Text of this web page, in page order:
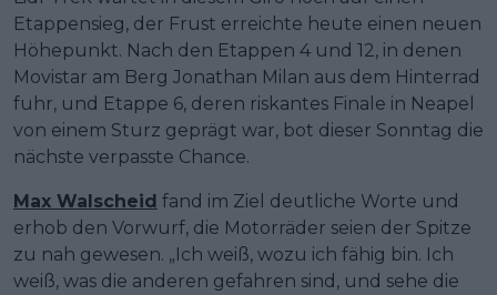
Etappensieg, der Frust erreichte heute einen neuen
Höhepunkt. Nach den Etappen 4 und 12, in denen
Movistar am Berg Jonathan Milan aus dem Hinterrad
fuhr, und Etappe 6, deren riskantes Finale in Neapel
von einem Sturz geprägt war, bot dieser Sonntag die
nächste verpasste Chance.
Max Walscheid fand im Ziel deutliche Worte und
erhob den Vorwurf, die Motorräder seien der Spitze
zu nah gewesen. „Ich weiß, wozu ich fähig bin. Ich
weiß, was die anderen gefahren sind, und sehe die